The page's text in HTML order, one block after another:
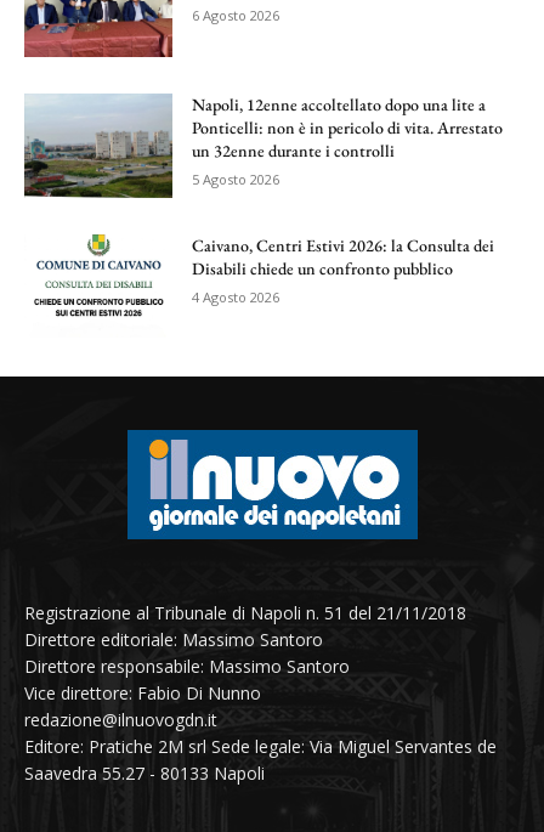
6 Agosto 2026
Napoli, 12enne accoltellato dopo una lite a
Ponticelli: non è in pericolo di vita. Arrestato
un 32enne durante i controlli
5 Agosto 2026
Caivano, Centri Estivi 2026: la Consulta dei
Disabili chiede un confronto pubblico
4 Agosto 2026
Registrazione al Tribunale di Napoli n. 51 del 21/11/2018
Direttore editoriale: Massimo Santoro
Direttore responsabile: Massimo Santoro
Vice direttore: Fabio Di Nunno
redazione@ilnuovogdn.it
Editore: Pratiche 2M srl Sede legale: Via Miguel Servantes de
Saavedra 55.27 - 80133 Napoli